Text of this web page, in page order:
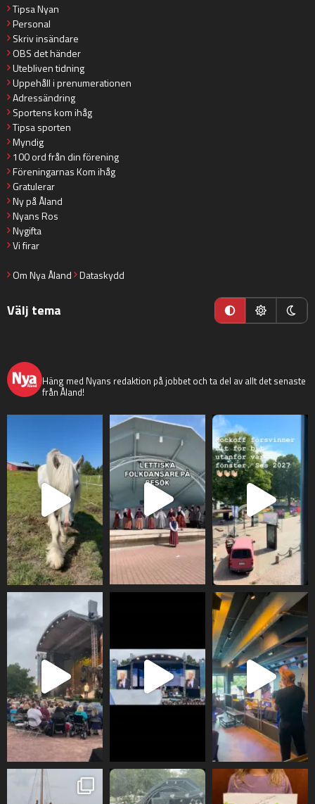
Tipsa Nyan
Personal
Skriv insändare
OBS det händer
Utebliven tidning
Uppehåll i prenumerationen
Adressändring
Sportens kom ihåg
Tipsa sporten
Myndig
100 ord från din förening
Föreningarnas Kom ihåg
Gratulerar
Ny på Åland
Nyans Ros
Nygifta
Vi firar
Om Nya Åland Dataskydd
Välj tema
Häng med Nyans redaktion på jobbet och ta del av allt det senaste
från Åland!